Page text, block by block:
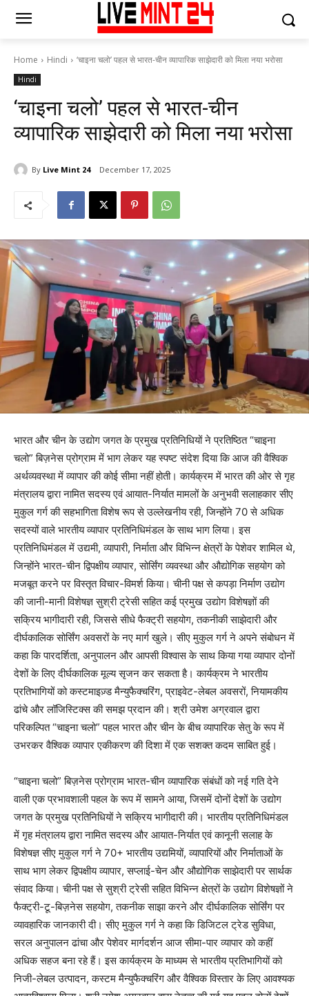
Home Hindi ‘चाइना चलो’ पहल से भारत-चीन व्यापारिक साझेदारी को मिला नया भरोसा
Hindi
‘चाइना चलो’ पहल से भारत-चीन
व्यापारिक साझेदारी को मिला नया भरोसा
By Live Mint 24 December 17, 2025
भारत और चीन के उद्योग जगत के प्रमुख प्रतिनिधियों ने प्रतिष्ठित “चाइना
चलो” बिज़नेस प्रोग्राम में भाग लेकर यह स्पष्ट संदेश दिया कि आज की वैश्विक
अर्थव्यवस्था में व्यापार की कोई सीमा नहीं होती। कार्यक्रम में भारत की ओर से गृह
मंत्रालय द्वारा नामित सदस्य एवं आयात-निर्यात मामलों के अनुभवी सलाहकार सीए
मुकुल गर्ग की सहभागिता विशेष रूप से उल्लेखनीय रही, जिन्होंने 70 से अधिक
सदस्यों वाले भारतीय व्यापार प्रतिनिधिमंडल के साथ भाग लिया। इस
प्रतिनिधिमंडल में उद्यमी, व्यापारी, निर्माता और विभिन्न क्षेत्रों के पेशेवर शामिल थे,
जिन्होंने भारत-चीन द्विपक्षीय व्यापार, सोर्सिंग व्यवस्था और औद्योगिक सहयोग को
मजबूत करने पर विस्तृत विचार-विमर्श किया। चीनी पक्ष से कपड़ा निर्माण उद्योग
की जानी-मानी विशेषज्ञ सुश्री ट्रेसी सहित कई प्रमुख उद्योग विशेषज्ञों की
सक्रिय भागीदारी रही, जिससे सीधे फैक्ट्री सहयोग, तकनीकी साझेदारी और
दीर्घकालिक सोर्सिंग अवसरों के नए मार्ग खुले। सीए मुकुल गर्ग ने अपने संबोधन में
कहा कि पारदर्शिता, अनुपालन और आपसी विश्वास के साथ किया गया व्यापार दोनों
देशों के लिए दीर्घकालिक मूल्य सृजन कर सकता है। कार्यक्रम ने भारतीय
प्रतिभागियों को कस्टमाइज़्ड मैन्युफैक्चरिंग, प्राइवेट-लेबल अवसरों, नियामकीय
ढांचे और लॉजिस्टिक्स की समझ प्रदान की। श्री उमेश अग्रवाल द्वारा
परिकल्पित “चाइना चलो” पहल भारत और चीन के बीच व्यापारिक सेतु के रूप में
उभरकर वैश्विक व्यापार एकीकरण की दिशा में एक सशक्त कदम साबित हुई।
“चाइना चलो” बिज़नेस प्रोग्राम भारत-चीन व्यापारिक संबंधों को नई गति देने
वाली एक प्रभावशाली पहल के रूप में सामने आया, जिसमें दोनों देशों के उद्योग
जगत के प्रमुख प्रतिनिधियों ने सक्रिय भागीदारी की। भारतीय प्रतिनिधिमंडल
में गृह मंत्रालय द्वारा नामित सदस्य और आयात-निर्यात एवं कानूनी सलाह के
विशेषज्ञ सीए मुकुल गर्ग ने 70+ भारतीय उद्यमियों, व्यापारियों और निर्माताओं के
साथ भाग लेकर द्विपक्षीय व्यापार, सप्लाई-चेन और औद्योगिक साझेदारी पर सार्थक
संवाद किया। चीनी पक्ष से सुश्री ट्रेसी सहित विभिन्न क्षेत्रों के उद्योग विशेषज्ञों ने
फैक्ट्री-टू-बिज़नेस सहयोग, तकनीक साझा करने और दीर्घकालिक सोर्सिंग पर
व्यावहारिक जानकारी दी। सीए मुकुल गर्ग ने कहा कि डिजिटल ट्रेड सुविधा,
सरल अनुपालन ढांचा और पेशेवर मार्गदर्शन आज सीमा-पार व्यापार को कहीं
अधिक सहज बना रहे हैं। इस कार्यक्रम के माध्यम से भारतीय प्रतिभागियों को
निजी-लेबल उत्पादन, कस्टम मैन्युफैक्चरिंग और वैश्विक विस्तार के लिए आवश्यक